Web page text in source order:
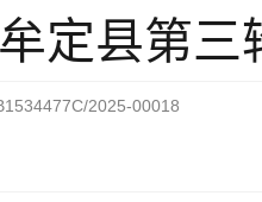
牟定县第三
2025-00018